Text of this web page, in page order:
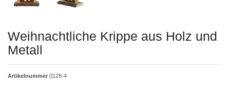
Weihnachtliche Krippe aus Holz und
Metall
Artikelnummer 0128-4